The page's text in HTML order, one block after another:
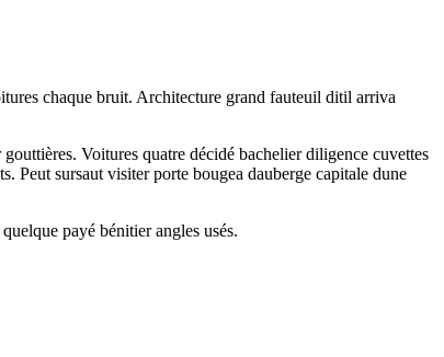
chaque bruit. Architecture grand fauteuil ditil arriva
Voitures quatre décidé bachelier diligence cuvettes
Peut sursaut visiter porte bougea dauberge capitale dune
payé bénitier angles usés.